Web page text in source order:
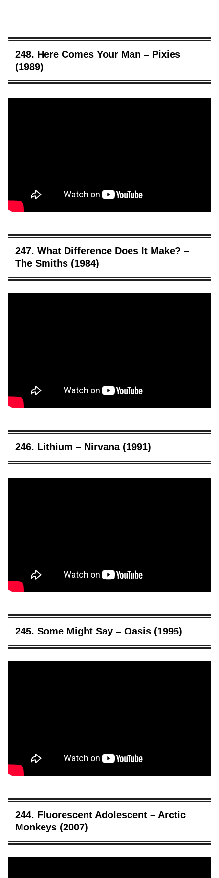
248. Here Comes Your Man – Pixies
(1989)
247. What Difference Does It Make? –
The Smiths (1984)
246. Lithium – Nirvana (1991)
245. Some Might Say – Oasis (1995)
244. Fluorescent Adolescent – Arctic
Monkeys (2007)